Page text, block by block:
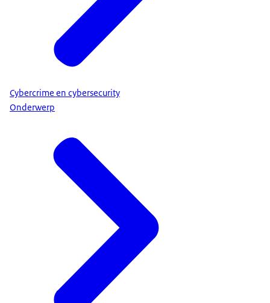
Cybercrime en cybersecurity
Onderwerp